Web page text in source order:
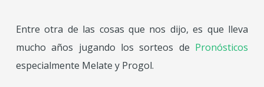
Entre otra de las cosas que nos dijo, es que lleva
mucho años jugando los sorteos de Pronósticos
especialmente Melate y Progol.